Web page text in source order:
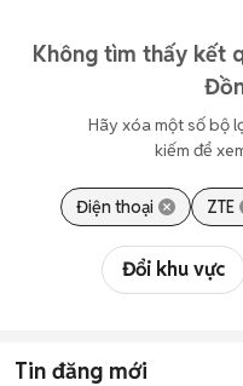
Không tìm thấy kết
Hãy xóa một số bộ
kiếm để
Điện thoại ZTE
Đổi khu vực
Tin đăng mới